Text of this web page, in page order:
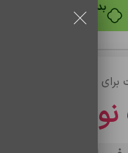
خرید
نوین تراشه